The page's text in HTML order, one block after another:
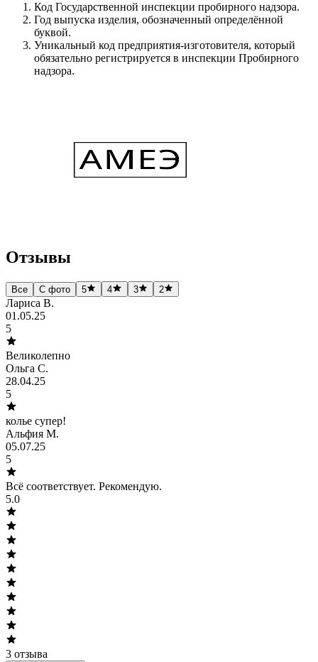
Код Государственной инспекции пробирного надзора.
Год выпуска изделия, обозначенный определённой
буквой.
Уникальный код предприятия-изготовителя, который
обязательно регистрируется в инспекции Пробирного
надзора.
Отзывы
Все С фото 5 4 3 2
Лариса В.
01.05.25
5
Великолепно
Ольга С.
28.04.25
5
колье супер!
Альфия М.
05.07.25
5
Всё соответствует. Рекомендую.
5.0
3 отзыва